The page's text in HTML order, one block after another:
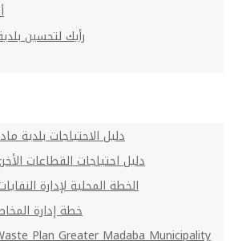
رأيك لتحسين
دليل الاحتياجات بلدية مادبا 2023-
دليل احتياجات القطاعات الأخرى 2023-
الخطة المحلية لإدارة النفايات
خطة إدارة المخاطر
Plan Greater Madaba Municipality